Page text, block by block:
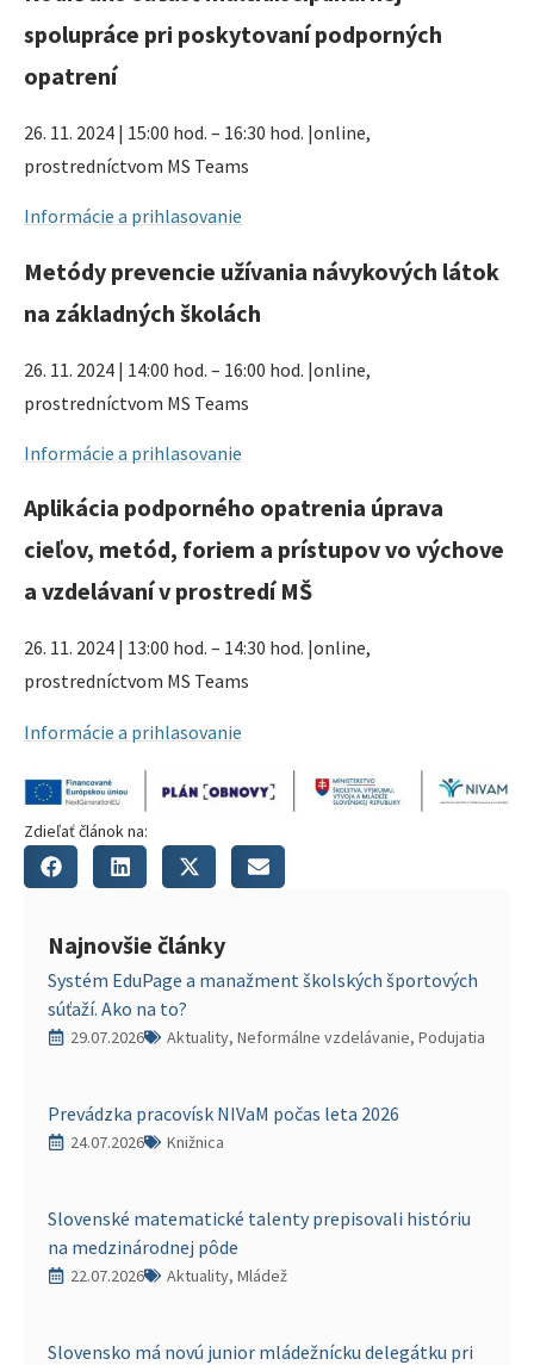
spolupráce pri poskytovaní podporných
opatrení
26. 11. 2024 | 15:00 hod. – 16:30 hod. |online,
prostredníctvom MS Teams
Informácie a prihlasovanie
Metódy prevencie užívania návykových látok
na základných školách
26. 11. 2024 | 14:00 hod. – 16:00 hod. |online,
prostredníctvom MS Teams
Informácie a prihlasovanie
Aplikácia podporného opatrenia úprava
cieľov, metód, foriem a prístupov vo výchove
a vzdelávaní v prostredí MŠ
26. 11. 2024 | 13:00 hod. – 14:30 hod. |online,
prostredníctvom MS Teams
Informácie a prihlasovanie
Zdieľať článok na:
Najnovšie články
Systém EduPage a manažment školských športových
súťaží. Ako na to?
29.07.2026 Aktuality, Neformálne vzdelávanie, Podujatia
Prevádzka pracovísk NIVaM počas leta 2026
24.07.2026 Knižnica
Slovenské matematické talenty prepisovali históriu
na medzinárodnej pôde
22.07.2026 Aktuality, Mládež
Slovensko má novú junior mládežnícku delegátku pri